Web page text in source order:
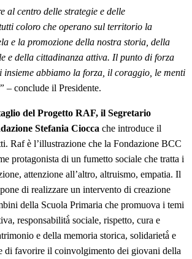
al centro delle strategie e delle
coloro che operano sul territorio la
e la promozione della nostra storia, della
e della cittadinanza attiva. Il punto di forza
insieme abbiamo la forza, il coraggio, le menti
– conclude il Presidente.
del Progetto RAF, il Segretario
Stefania Ciocca che introduce il
Raf è l’illustrazione che la Fondazione BCC
protagonista di un fumetto sociale che tratta i
attenzione all’altro, altruismo, empatia. Il
di realizzare un intervento di creazione
della Scuola Primaria che promuova i temi
responsabilità̀ sociale, rispetto, cura e
e della memoria storica, solidarietà̀ e
di favorire il coinvolgimento dei giovani della